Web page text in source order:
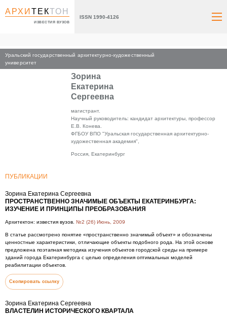
АРХИТЕКТОН
ИЗВЕСТИЯ ВУЗОВ
ISSN 1990-4126
Уральский государственный архитектурно-художественный
университет
Главная
Зорина
Екатерина
Сергеевна
магистрант.
Научный руководитель: кандидат архитектуры, профессор
Е.В. Конева.
ФГБОУ ВПО "Уральская государственная архитектурно-
художественная академия",
Россия, Екатеринбург
ПУБЛИКАЦИИ
Зорина Екатерина Сергеевна
ПРОСТРАНСТВЕННО ЗНАЧИМЫЕ ОБЪЕКТЫ ЕКАТЕРИНБУРГА:
ИЗУЧЕНИЕ И ПРИНЦИПЫ ПРЕОБРАЗОВАНИЯ
Архитектон: известия вузов. №2 (26) Июнь, 2009
В статье рассмотрено понятие «пространственно значимый объект» и обозначены
ценностные характеристики, отличающие объекты подобного рода. На этой основе
предложена поэтапная методика изучения объектов городской среды на примере
зданий города Екатеринбурга с целью определения оптимальных моделей
реабилитации объектов.
Скопировать ссылку
Зорина Екатерина Сергеевна
ВЛАСТЕЛИН ИСТОРИЧЕСКОГО КВАРТАЛА